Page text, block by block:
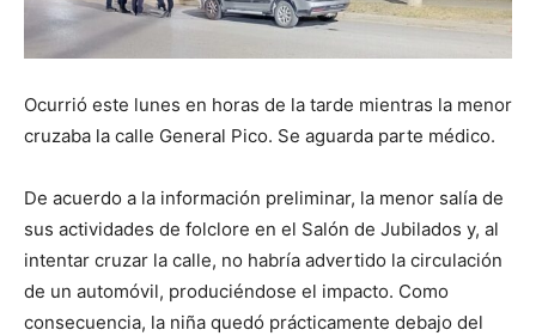
Ocurrió este lunes en horas de la tarde mientras la menor
cruzaba la calle General Pico. Se aguarda parte médico.
De acuerdo a la información preliminar, la menor salía de
sus actividades de folclore en el Salón de Jubilados y, al
intentar cruzar la calle, no habría advertido la circulación
de un automóvil, produciéndose el impacto. Como
consecuencia, la niña quedó prácticamente debajo del